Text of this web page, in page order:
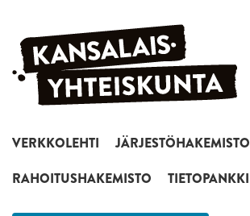
Siirry sisältöön
VERKKOLEHTI
JÄRJESTÖHAKEMISTO
RAHOITUSHAKEMISTO
TIETOPANKKI